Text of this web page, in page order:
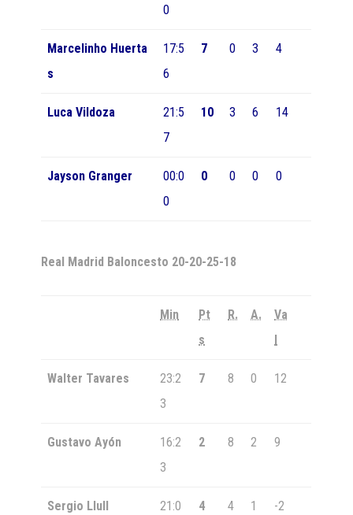
0
Marcelinho Huerta
s
17:5
6
7 0 3 4
Luca Vildoza
21:5
7
10 3 6 14
Jayson Granger
00:0
0
0 0 0 0
Real Madrid Baloncesto 20-20-25-18
Min
Pt
s
R. A.
Va
Walter Tavares
23:2
3
7 8 0 12
Gustavo Ayón
16:2
3
2 8 2 9
Sergio Llull
21:0
4 4 1 -2